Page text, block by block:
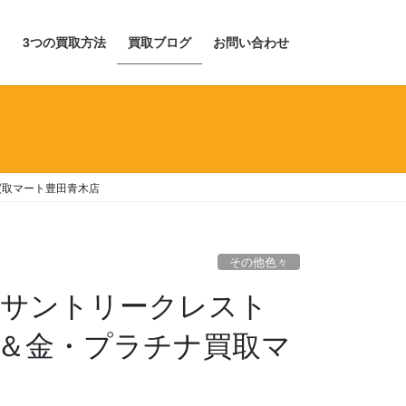
3つの買取方法 買取ブログ お問い合わせ
マート豊田青木店
その他色々
ントリークレスト
金・プラチナ買取マ